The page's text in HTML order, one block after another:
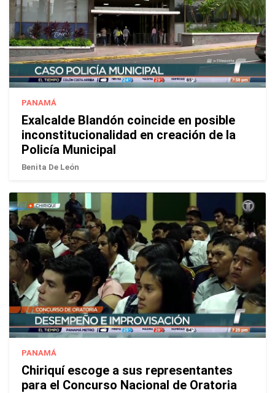
PANAMÁ
Exalcalde Blandón coincide en posible
inconstitucionalidad en creación de la
Policía Municipal
Benita De León
PANAMÁ
Chiriquí escoge a sus representantes
para el Concurso Nacional de Oratoria